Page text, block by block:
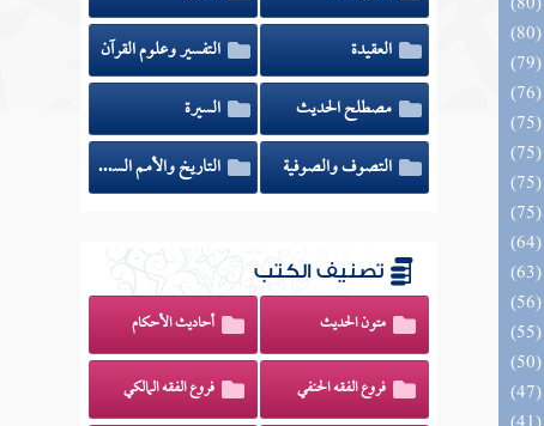
العقيدة
التفسير وعلوم القرآن
مصطلح الحديث
السيرة
التصوف والصوفية
التاريخ والأمم السابقة
تصنيف الكتب
متون الحديث أحاديث الأحكام
فروع الفقه الحنفي فروع الفقه المالكي